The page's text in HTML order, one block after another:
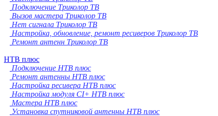
Подключение Триколор ТВ
Вызов мастера Триколор ТВ
Нет сигнала Триколор ТВ
Настройка, обновление, ремонт ресиверов Триколор ТВ
Ремонт антенн Триколор ТВ
НТВ плюс
Подключение НТВ плюс
Ремонт антенны НТВ плюс
Настройка ресивера НТВ плюс
Настройка модуля CI+ НТВ плюс
Мастера НТВ плюс
Установка спутниковой антенны НТВ плюс